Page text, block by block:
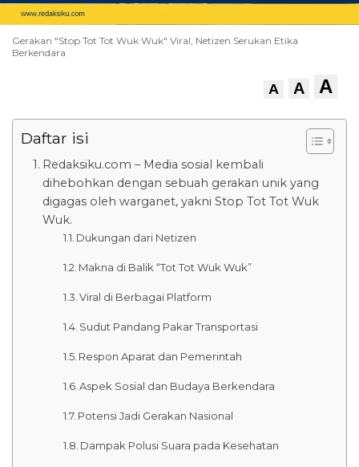
Gerakan "Stop Tot Tot Wuk Wuk" Viral, Netizen Serukan Etika
Berkendara
A A A
Daftar isi
Redaksiku.com – Media sosial kembali
dihebohkan dengan sebuah gerakan unik yang
digagas oleh warganet, yakni Stop Tot Tot Wuk
Wuk.
Dukungan dari Netizen
Makna di Balik “Tot Tot Wuk Wuk”
Viral di Berbagai Platform
Sudut Pandang Pakar Transportasi
Respon Aparat dan Pemerintah
Aspek Sosial dan Budaya Berkendara
Potensi Jadi Gerakan Nasional
Dampak Polusi Suara pada Kesehatan